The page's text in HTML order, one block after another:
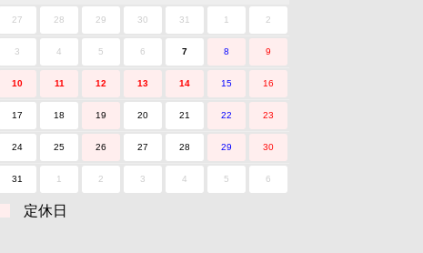
27 28 29 30 31 1 2
3 4 5 6 7 8 9
10 11 12 13 14 15 16
17 18 19 20 21 22 23
24 25 26 27 28 29 30
31 1 2 3 4 5 6
定休日